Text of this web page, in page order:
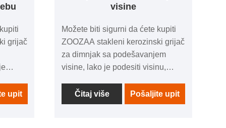
grijač
upit
visine
Možete biti sigurni da ćete kupiti
ZOOZAA stakleni kerozinski grijač
za dimnjak sa podešavanjem
visine, lako je podesiti visinu,
vijak i učiniti ga najmanjom
visinom, pogodno za nošenje.
Čitaj više Pošaljite upit